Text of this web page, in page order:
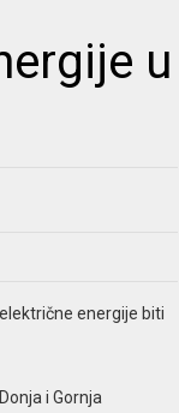
u
energije biti
i Gornja